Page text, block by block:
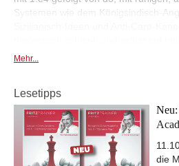
Systemen wie dem Königsindisch-
Mehr...
Lesetipps
Neu:
die